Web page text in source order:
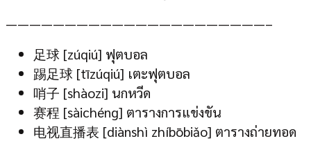
——————————————————————–
足球 [zúqiú] ฟุตบอล
踢足球 [tīzúqiú] เตะฟุตบอล
哨子 [shàozi] นกหวีด
赛程 [sàichéng] ตารางการแข่งขัน
电视直播表 [diànshì zhíbōbiǎo] ตารางถ่ายทอด